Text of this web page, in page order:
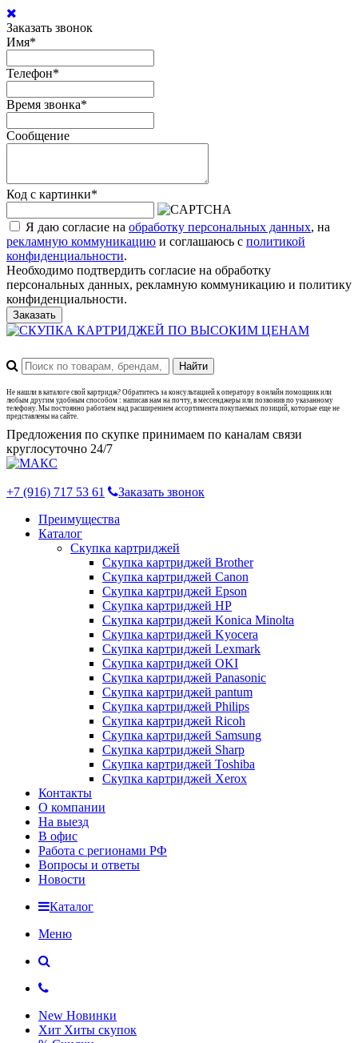
Заказать звонок
Имя*
Телефон*
Время звонка*
Сообщение
Код с картинки*
Я даю согласие на обработку персональных данных, на
рекламную коммуникацию и соглашаюсь с политикой
конфиденциальности.
Необходимо подтвердить согласие на обработку
персональных данных, рекламную коммуникацию и политику
конфиденциальности.
Заказать
Не нашли в каталоге свой картридж? Обратитесь за консультацией к оператору в онлайн помощник или
любым другим удобным способом : написав нам на почту, в мессенджеры или позвонив по указанному
телефону. Мы постоянно работаем над расширением ассортимента покупаемых позиций, которые еще не
представлены на сайте.
Предложения по скупке принимаем по каналам связи
круглосуточно 24/7
+7 (916) 717 53 61
Заказать звонок
Преимущества
Каталог
Скупка картриджей
Скупка картриджей Brother
Скупка картриджей Canon
Скупка картриджей Epson
Скупка картриджей HP
Скупка картриджей Konica Minolta
Скупка картриджей Kyocera
Скупка картриджей Lexmark
Скупка картриджей OKI
Скупка картриджей Panasonic
Скупка картриджей pantum
Скупка картриджей Philips
Скупка картриджей Ricoh
Скупка картриджей Samsung
Скупка картриджей Sharp
Скупка картриджей Toshiba
Скупка картриджей Xerox
Контакты
О компании
На выезд
В офис
Работа с регионами РФ
Вопросы и ответы
Новости
Каталог
Меню
New Новинки
Хит Хиты скупок